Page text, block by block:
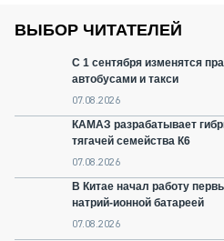
ВЫБОР ЧИТАТЕЛЕЙ
С 1 сентября изменятся
автобусами и такси
07.08.2026
КАМАЗ разрабатывает
тягачей семейства К6
07.08.2026
В Китае начал работу
натрий-ионной батареей
07.08.2026